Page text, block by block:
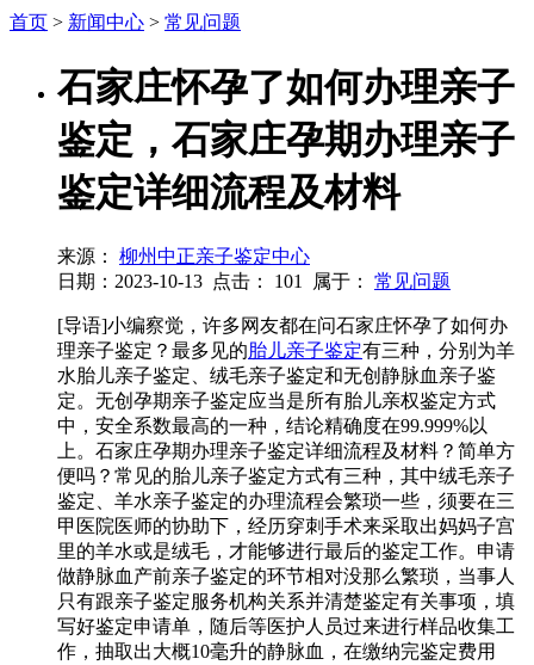
首页 > 新闻中心 > 常见问题
石家庄怀孕了如何办理亲子
鉴定，石家庄孕期办理亲子
鉴定详细流程及材料
来源：
柳州中正亲子鉴定中心
日期：2023-10-13 点击： 101 属于： 常见问题
[导语]小编察觉，许多网友都在问石家庄怀孕了如何办
理亲子鉴定？最多见的胎儿亲子鉴定有三种，分别为羊
水胎儿亲子鉴定、绒毛亲子鉴定和无创静脉血亲子鉴
定。无创孕期亲子鉴定应当是所有胎儿亲权鉴定方式
中，安全系数最高的一种，结论精确度在99.999%以
上。石家庄孕期办理亲子鉴定详细流程及材料？简单方
便吗？常见的胎儿亲子鉴定方式有三种，其中绒毛亲子
鉴定、羊水亲子鉴定的办理流程会繁琐一些，须要在三
甲医院医师的协助下，经历穿刺手术来采取出妈妈子宫
里的羊水或是绒毛，才能够进行最后的鉴定工作。申请
做静脉血产前亲子鉴定的环节相对没那么繁琐，当事人
只有跟亲子鉴定服务机构关系并清楚鉴定有关事项，填
写好鉴定申请单，随后等医护人员过来进行样品收集工
作，抽取出大概10毫升的静脉血，在缴纳完鉴定费用